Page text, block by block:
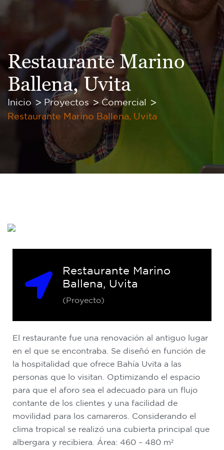
Restaurante Marino
Ballena, Uvita
Inicio Proyectos
Comercial
Restaurante Marino Ballena, Uvita
Restaurante Marino
Ballena, Uvita
(Proyecto)
El restaurante fue una renovación al antiguo lugar
en el que se encontraba. Se diseñó en función de
la hospitalidad que ofrece Bahía Uvita a las
personas que lo visitan. Optimizando el espacio
para que el aforo sea el adecuado para un flujo
contante de los clientes y una facilidad de
movilidad para los camareros. Considerando el
clima tropical se realizó una cubierta principal que
albergara y recibiera. Área: 460 – 480 m²